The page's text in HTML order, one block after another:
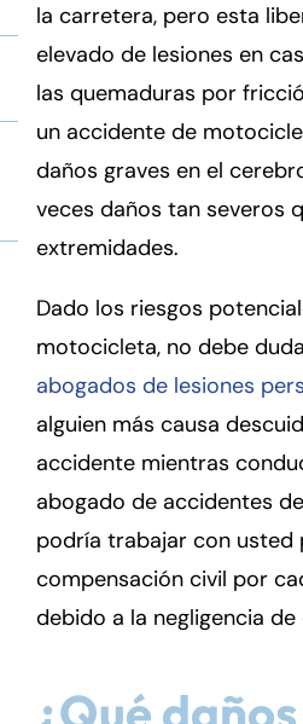
la carretera, pero esta
elevado de lesiones en
las quemaduras por
un accidente de
daños graves en el
veces daños tan severos
extremidades.
Dado los riesgos
motocicleta, no debe
abogados de lesiones
alguien más causa
accidente mientras
abogado de accidentes
podría trabajar con usted
compensación civil por
debido a la negligencia
¿Qué